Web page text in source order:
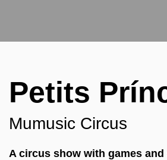
Petits
Mumusic Circus
A circus show with games